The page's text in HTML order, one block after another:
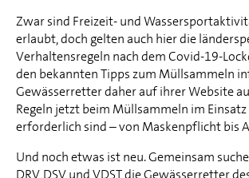
Zwar sind Freizeit- und
erlaubt, doch gelten auch hier die
Verhaltensregeln nach dem Covid-19-
den bekannten Tipps zum Müllsammeln
Gewässerretter daher auf ihrer Website
Regeln jetzt beim Müllsammeln im
erforderlich sind – von Maskenpflicht bis
Und noch etwas ist neu. Gemeinsam
DRV, DSV und VDST die Gewässerretter